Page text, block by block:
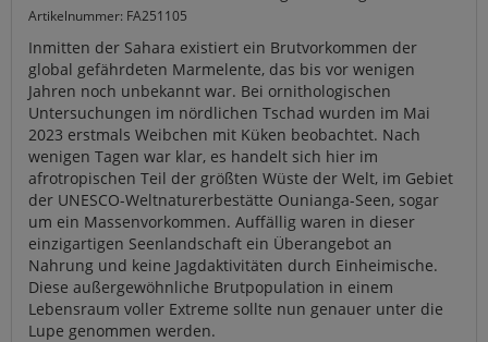
Artikelnummer: FA251105
Inmitten der Sahara existiert ein Brutvorkommen der
global gefährdeten Marmelente, das bis vor wenigen
Jahren noch unbekannt war. Bei ornithologischen
Untersuchungen im nördlichen Tschad wurden im Mai
2023 erstmals Weibchen mit Küken beobachtet. Nach
wenigen Tagen war klar, es handelt sich hier im
afrotropischen Teil der größten Wüste der Welt, im Gebiet
der UNESCO-Weltnaturerbestätte Ounianga-Seen, sogar
um ein Massenvorkommen. Auffällig waren in dieser
einzigartigen Seenlandschaft ein Überangebot an
Nahrung und keine Jagdaktivitäten durch Einheimische.
Diese außergewöhnliche Brutpopulation in einem
Lebensraum voller Extreme sollte nun genauer unter die
Lupe genommen werden.